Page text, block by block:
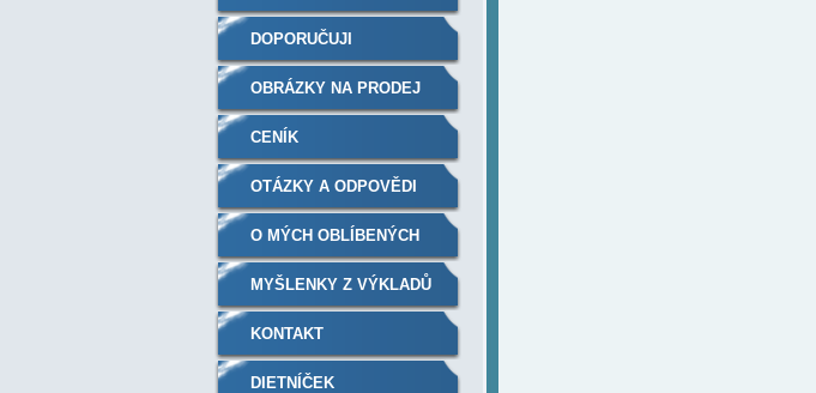
BIOPTRON
DOPORUČUJI
OBRÁZKY NA PRODEJ
CENÍK
OTÁZKY A ODPOVĚDI
O MÝCH OBLÍBENÝCH
KNIHÁCH
MYŠLENKY Z VÝKLADŮ
KONTAKT
DIETNÍČEK